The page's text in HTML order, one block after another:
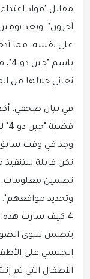
مقابل "مواد
آخرون". وبعد
على نفسه، مما
تعاني خلالها من
في بيان صحفي، أكد
تضمين معلومات
وتحديد
يتضمن سوى الصورة
الجنسي على
الأطفال التي تم